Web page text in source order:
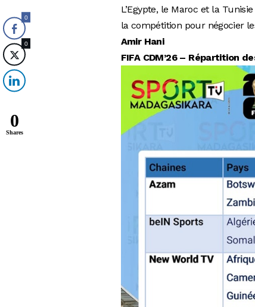
L’Egypte, le Maroc et la
la compétition pour négocier
Amir Hani
FIFA CDM’26 – Répartition
0
0
0
Shares